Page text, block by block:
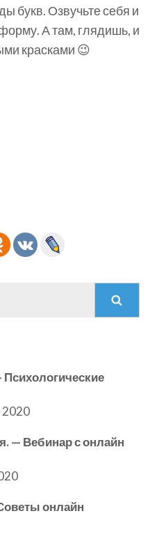
букв. Озвучьте себя и
А там, глядишь, и
красками 😉
2020
— Вебинар с онлайн
онлайн